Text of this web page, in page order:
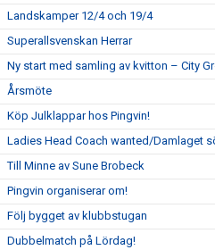
Landskamper 12/4 och 19/4
Superallsvenskan Herrar
Ny start med samling av kvitton – City
Årsmöte
Köp Julklappar hos Pingvin!
Ladies Head Coach wanted/Damlaget
Till Minne av Sune Brobeck
Pingvin organiserar om!
Följ bygget av klubbstugan
Dubbelmatch på Lördag!